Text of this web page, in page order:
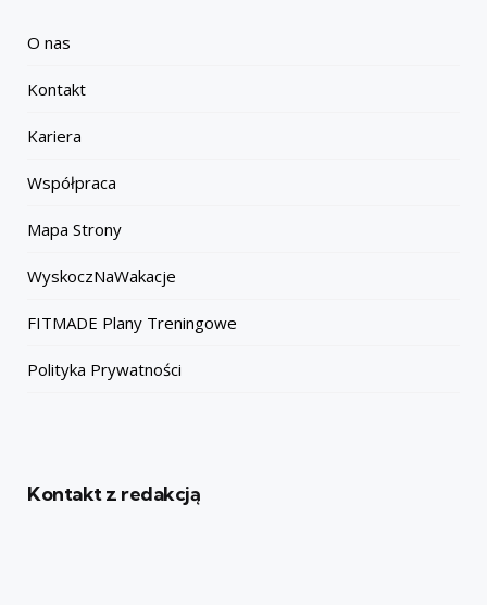
O nas
Kontakt
Kariera
Współpraca
Mapa Strony
WyskoczNaWakacje
FITMADE Plany Treningowe
Polityka Prywatności
Kontakt z redakcją